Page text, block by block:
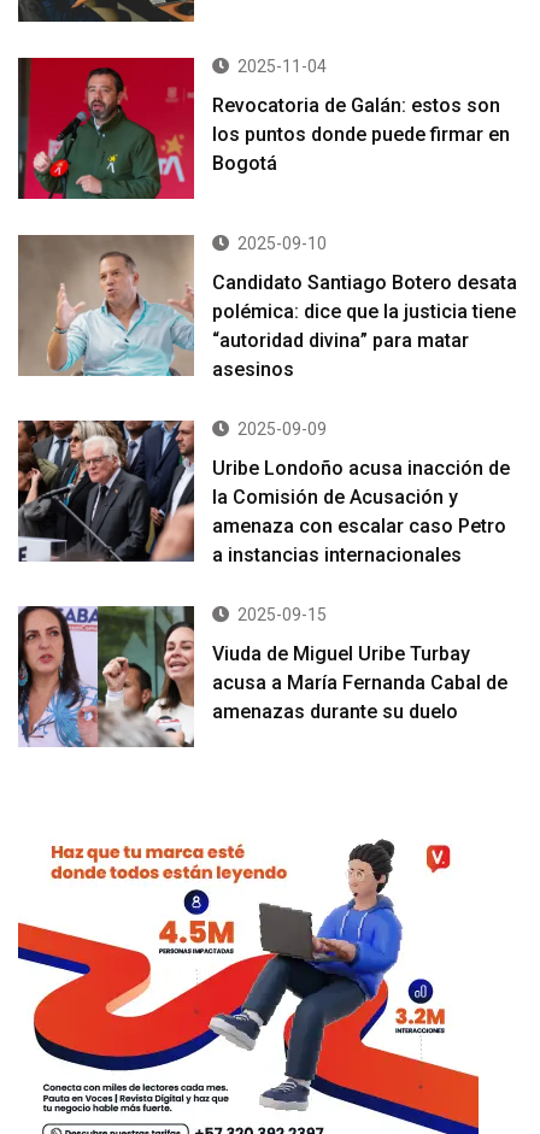
2025-11-04
Revocatoria de Galán: estos son
los puntos donde puede firmar en
Bogotá
2025-09-10
Candidato Santiago Botero desata
polémica: dice que la justicia tiene
“autoridad divina” para matar
asesinos
2025-09-09
Uribe Londoño acusa inacción de
la Comisión de Acusación y
amenaza con escalar caso Petro
a instancias internacionales
2025-09-15
Viuda de Miguel Uribe Turbay
acusa a María Fernanda Cabal de
amenazas durante su duelo